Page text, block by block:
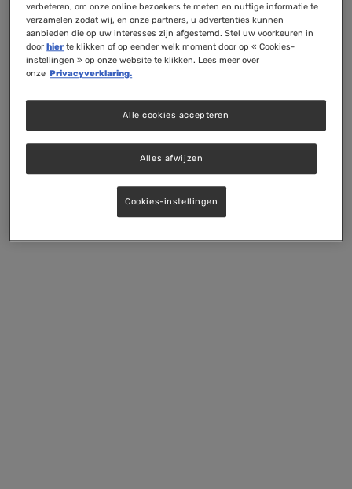
verbeteren, om onze online bezoekers te meten en nuttige informatie te
verzamelen zodat wij, en onze partners, u advertenties kunnen
aanbieden die op uw interesses zijn afgestemd. Stel uw voorkeuren in
doorhierte klikken of op eender welk moment door op « Cookies-
instellingen » op onze website te klikken. Lees meer over
onze Privacyverklaring.
Alles afwijzen
Alle cookies accepteren
Cookies-instellingen